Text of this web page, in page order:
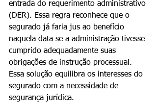
entrada do requerimento administrativo
(DER). Essa regra reconhece que o
segurado já faria jus ao benefício
naquela data se a administração tivesse
cumprido adequadamente suas
obrigações de instrução processual.
Essa solução equilibra os interesses do
segurado com a necessidade de
segurança jurídica.